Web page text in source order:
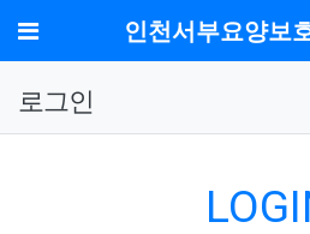
메뉴 인천서부요양보
로그인